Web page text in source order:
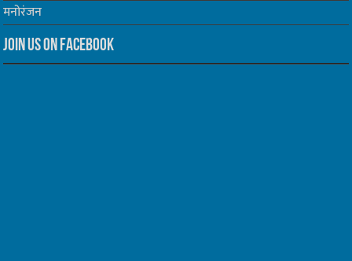
मनोरंजन
Join us on Facebook